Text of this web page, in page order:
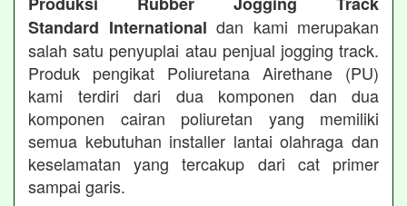
Standard International dan kami merupakan
salah satu penyuplai atau penjual jogging track.
Produk pengikat Poliuretana Airethane (PU)
kami terdiri dari dua komponen dan dua
komponen cairan poliuretan yang memiliki
semua kebutuhan installer lantai olahraga dan
keselamatan yang tercakup dari cat primer
sampai garis.